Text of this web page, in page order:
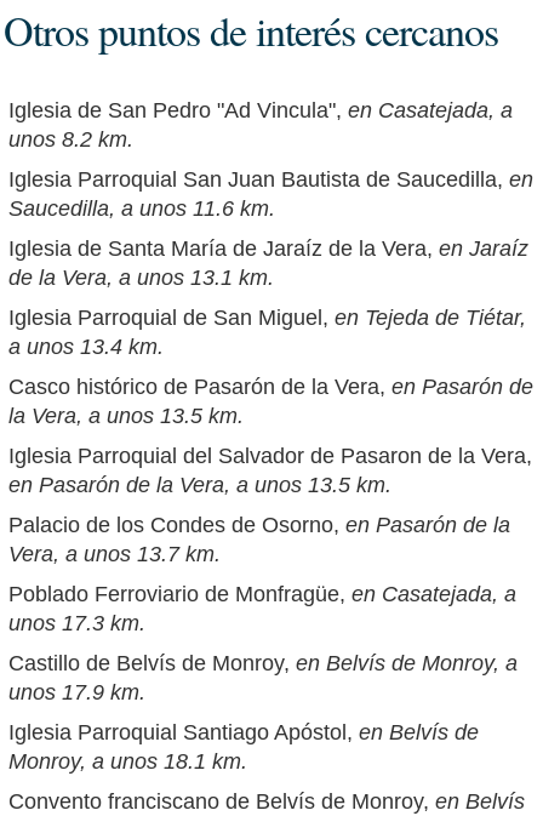
Otros puntos de interés cercanos
Iglesia de San Pedro "Ad Vincula", en Casatejada, a
unos 8.2 km.
Iglesia Parroquial San Juan Bautista de Saucedilla, en
Saucedilla, a unos 11.6 km.
Iglesia de Santa María de Jaraíz de la Vera, en Jaraíz
de la Vera, a unos 13.1 km.
Iglesia Parroquial de San Miguel, en Tejeda de Tiétar,
a unos 13.4 km.
Casco histórico de Pasarón de la Vera, en Pasarón de
la Vera, a unos 13.5 km.
Iglesia Parroquial del Salvador de Pasaron de la Vera,
en Pasarón de la Vera, a unos 13.5 km.
Palacio de los Condes de Osorno, en Pasarón de la
Vera, a unos 13.7 km.
Poblado Ferroviario de Monfragüe, en Casatejada, a
unos 17.3 km.
Castillo de Belvís de Monroy, en Belvís de Monroy, a
unos 17.9 km.
Iglesia Parroquial Santiago Apóstol, en Belvís de
Monroy, a unos 18.1 km.
Convento franciscano de Belvís de Monroy, en Belvís